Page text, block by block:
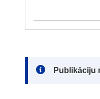
Note:
Publikāciju